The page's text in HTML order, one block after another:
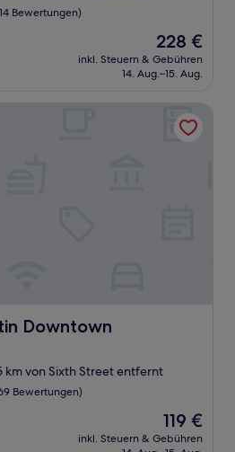
Bewertungen)
Der
Preis
beträgt
228 €
inkl. Steuern & Gebühren
14. Aug.–15. Aug.
Downtown
km von Sixth Street entfernt
Bewertungen)
Der
Preis
119 €
inkl. Steuern & Gebühren